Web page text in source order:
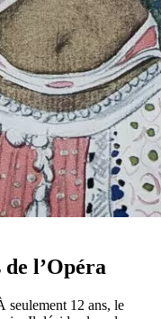
l’Opéra
seulement 12 ans, le